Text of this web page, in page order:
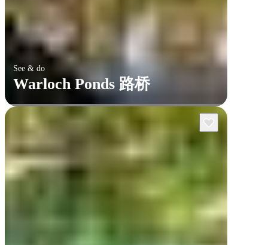
See & do
Warloch Ponds 路桥